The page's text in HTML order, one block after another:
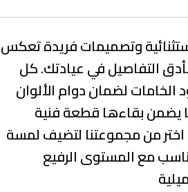
وتصميمات فريدةتعكس
بأدق التفاصيل في عيادتك. كل
الخاماتلضمان دوام الألوان
يضمن بقاءها قطعة فنية
من مجموعتنا لتضيفلمسة
مع المستوى الرفيع